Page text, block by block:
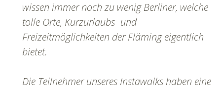
wissen immer noch zu wenig Berliner, welche
tolle Orte, Kurzurlaubs- und
Freizeitmöglichkeiten der Fläming eigentlich
bietet.
Die Teilnehmer unseres Instawalks haben eine